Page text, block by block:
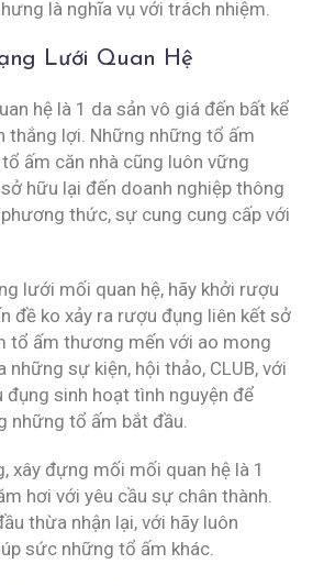
là nghĩa vụ với trách nhiệm.
Lưới Quan Hệ
hệ là 1 da sản vô giá đến bất kể
thắng lợi. Những những tổ ấm
ấm căn nhà cũng luôn vững
hữu lại đến doanh nghiệp thông
thức, sự cung cung cấp với
lưới mối quan hệ, hãy khởi rượu
đề ko xảy ra rượu đụng liên kết sở
tổ ấm thương mến với ao mong
những sự kiện, hội thảo, CLUB, với
sinh hoạt tình nguyện để
những tổ ấm bắt đầu.
xây đựng mối mối quan hệ là 1
hơi với yêu cầu sự chân thành.
thừa nhận lại, với hãy luôn
sức những tổ ấm khác.